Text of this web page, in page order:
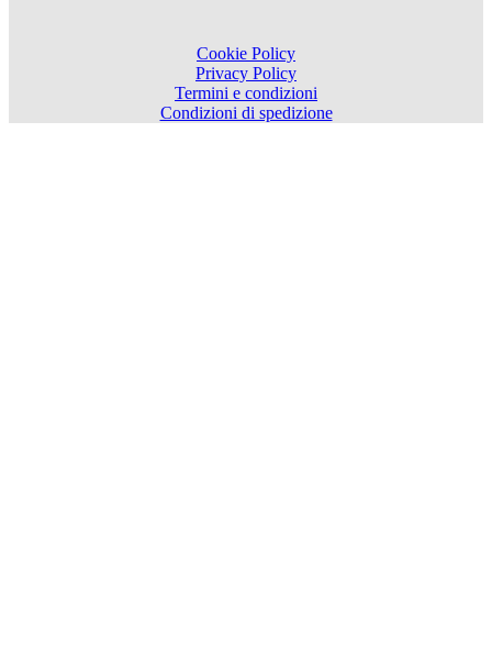
Cookie Policy
Privacy Policy
Termini e condizioni
Condizioni di spedizione